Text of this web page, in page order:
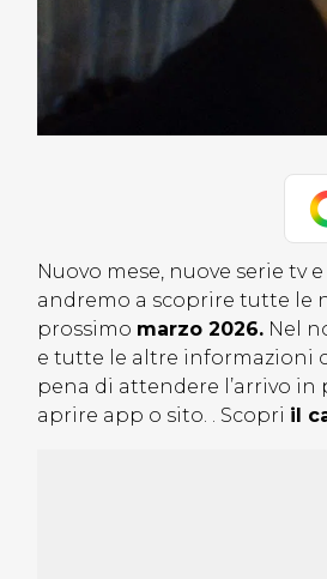
Nuovo mese, nuove serie tv
andremo a scoprire tutte le
prossimo marzo 2026. Nel
e tutte le altre informazioni
pena di attendere l’arrivo
aprire app o sito. . Scopri il